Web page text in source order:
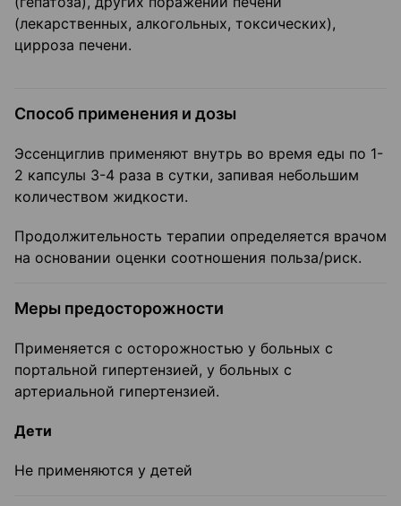
(лекарственных, алкогольных, токсических),
цирроза печени.
Способ применения и дозы
Эссенциглив применяют внутрь во время еды по 1-
2 капсулы 3-4 раза в сутки, запивая небольшим
количеством жидкости.
Продолжительность терапии определяется врачом
на основании оценки соотношения польза/риск.
Меры предосторожности
Применяется с осторожностью у больных с
портальной гипертензией, у больных с
артериальной гипертензией.
Дети
Не применяются у детей